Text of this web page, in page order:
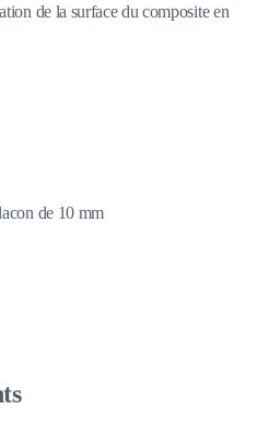
de la surface du composite en
de 10 mm